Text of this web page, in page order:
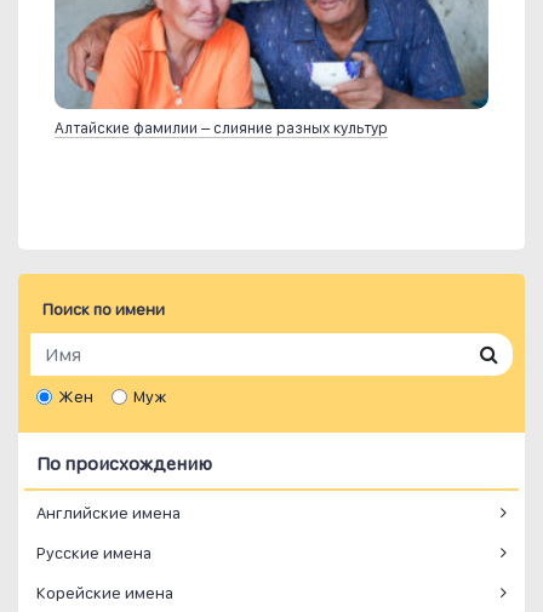
Алтайские фамилии – слияние разных культур
Поиск по имени
Жен Муж
По происхождению
Английские имена
Русские имена
Корейские имена